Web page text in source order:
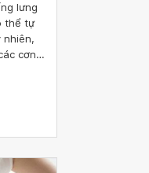
lưng
thể tự
nhiên,
cơn
lý